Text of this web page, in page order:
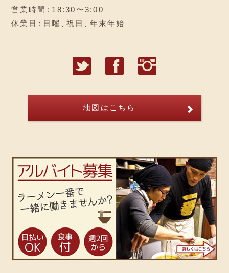
営業時間 ：18:30〜3:00
休業日 ：日曜 、祝日 、年末年始
T F I
地図はこちら